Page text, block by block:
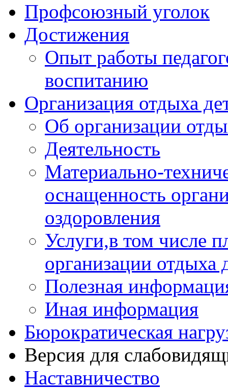
Профсоюзный уголок
Достижения
Опыт работы
воспитанию
Организация отдыха
Об организации
Деятельность
Материально-
оснащенность
оздоровления
Услуги,в том числе
организации отдыха
Полезная
Иная информация
Бюрократическая
Версия для
Наставничество